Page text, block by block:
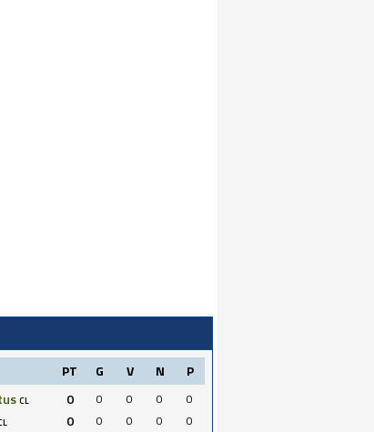
PT G V N P
CL 0 0 0 0
0
0 0 0 0
0